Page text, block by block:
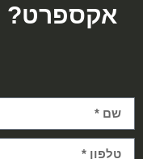
אקספרט?